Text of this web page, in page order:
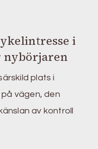
i
nybörjaren
plats i
vägen, den
av kontroll